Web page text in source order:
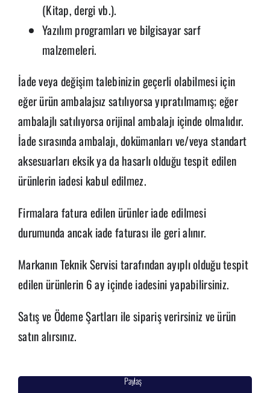
(Kitap, dergi vb.).
Yazılım programları ve bilgisayar sarf
malzemeleri.
İade veya değişim talebinizin geçerli olabilmesi için
eğer ürün ambalajsız satılıyorsa yıpratılmamış; eğer
ambalajlı satılıyorsa orijinal ambalajı içinde olmalıdır.
İade sırasında ambalajı, dokümanları ve/veya standart
aksesuarları eksik ya da hasarlı olduğu tespit edilen
ürünlerin iadesi kabul edilmez.
Firmalara fatura edilen ürünler iade edilmesi
durumunda ancak iade faturası ile geri alınır.
Markanın Teknik Servisi tarafından ayıplı olduğu tespit
edilen ürünlerin 6 ay içinde iadesini yapabilirsiniz.
Satış ve Ödeme Şartları ile sipariş verirsiniz ve ürün
satın alırsınız.
Paylaş